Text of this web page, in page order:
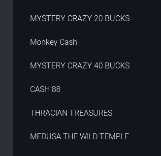
MYSTERY CRAZY 20 BUCKS
Monkey Cash
MYSTERY CRAZY 40 BUCKS
CASH 88
THRACIAN TREASURES
MEDUSA THE WILD TEMPLE